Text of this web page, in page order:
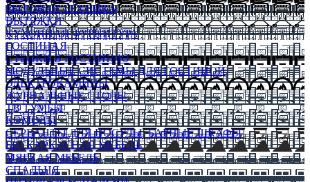
БЫТОВАЯ ТЕХНИКА
ВЫТЯЖКИ
КУХОННАЯ ФУРНИТУРА
ГОСТИНАЯ
СТЕНКИ В ГОСТИНУЮ
МОДУЛЬНЫЕ СИСТЕМЫ ДЛЯ ГОСТИНОЙ
ЭЛЕКТРОКАМИНЫ
ЖУРНАЛЬНЫЕ СТОЛЫ
ТВ ТУМБЫ
КОМОДЫ
СЕРВАНТЫ ДЛЯ ПОСУДЫ, БАРНЫЕ ШКАФЫ
БЕСКАРКАСНАЯ МЕБЕЛЬ
МЯГКАЯ МЕБЕЛЬ
СПАЛЬНЯ